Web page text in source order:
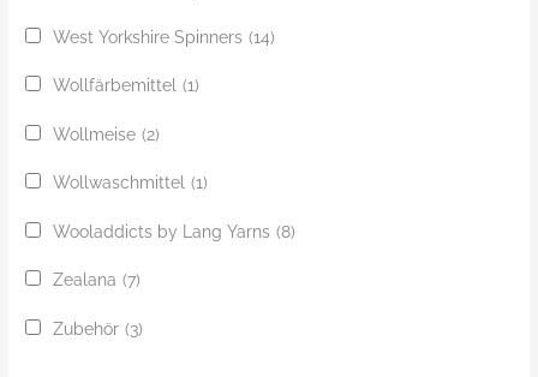
West Yorkshire Spinners (14)
Wollfärbemittel (1)
Wollmeise (2)
Wollwaschmittel (1)
Wooladdicts by Lang Yarns (8)
Zealana (7)
Zubehör (3)